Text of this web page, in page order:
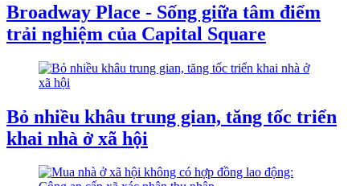
Broadway Place - Sống giữa tâm điểm
trải nghiệm của Capital Square
Bỏ nhiều khâu trung gian, tăng tốc triển
khai nhà ở xã hội